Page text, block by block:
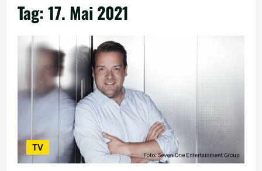
Tag:17. Mai 2021
TV